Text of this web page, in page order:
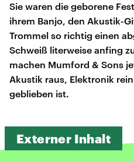
Sie waren die geborene
ihrem Banjo, den Akustik-
Trommel so richtig einen
Schweiß literweise anfing
machen Mumford & Sons
Akustik raus, Elektronik
geblieben ist.
Externer Inhalt